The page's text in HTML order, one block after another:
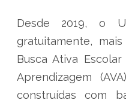
Desde 2019, o
gratuitamente,
Busca Ativa
Aprendizagem
construídas com